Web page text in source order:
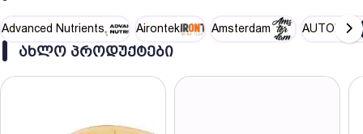
Advanced Nutrients Airontek Amsterdam AUTOPOT
ᲐᲮᲚᲝ ᲞᲠᲝᲓᲣᲥᲢᲔᲑᲘ